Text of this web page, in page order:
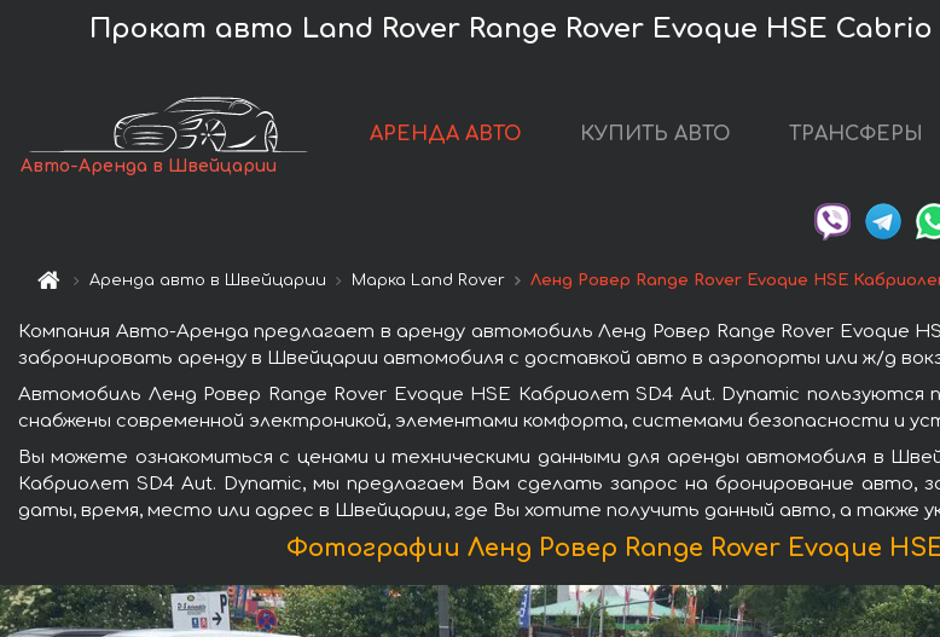
Прокат авто Land Rover Range Rover Evoque HSE
Авто-Аренда в Швейцарии
АРЕНДА АВТО КУПИТЬ АВТО ТРАНСФЕРЫ
Аренда авто в Швейцарии Марка Land Rover Ленд Ровер Range Rover Evoque HSE
Компания Авто-Аренда предлагает в аренду автомобиль Ленд Ровер Range Rover Evoque
забронировать аренду в Швейцарии автомобиля с доставкой авто в аэропорты или ж/д
Автомобиль Ленд Ровер Range Rover Evoque HSE Кабриолет SD4 Aut. Dynamic
снабжены современной электроникой, элементами комфорта, системами безопасности и
Вы можете ознакомиться с ценами и техническими данными для аренды автомобиля в
Кабриолет SD4 Aut. Dynamic, мы предлагаем Вам сделать запрос на бронирование авто,
даты, время, место или адрес в Швейцарии, где Вы хотите получить данный авто, а также
Фотографии Ленд Ровер Range Rover Evoque